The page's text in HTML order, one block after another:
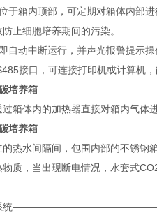
于箱内顶部，可定期对箱体内部
止细胞培养期间的污染。
自动中断运行，并声光报警提示
接口，可连接打印机或计算机
培养箱
箱体内的加热器直接对箱内气体
培养箱
热水间隔间，包围内部的不锈钢
质，当出现断电情况，水套式
警系统